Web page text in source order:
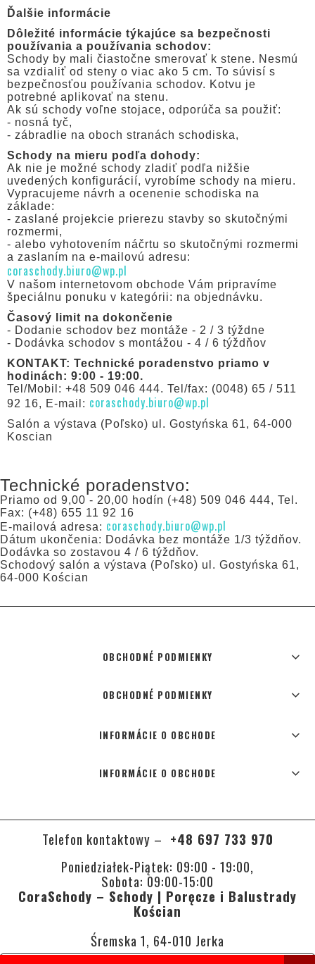
Ďalšie informácie
Dôležité informácie týkajúce sa bezpečnosti
používania a používania schodov:
Schody by mali čiastočne smerovať k stene. Nesmú
sa vzdialiť od steny o viac ako 5 cm. To súvisí s
bezpečnosťou používania schodov. Kotvu je
potrebné aplikovať na stenu.
Ak sú schody voľne stojace, odporúča sa použiť:
- nosná tyč,
- zábradlie na oboch stranách schodiska,
Schody na mieru podľa dohody:
Ak nie je možné schody zladiť podľa nižšie
uvedených konfigurácií, vyrobíme schody na mieru.
Vypracujeme návrh a ocenenie schodiska na
základe:
- zaslané projekcie prierezu stavby so skutočnými
rozmermi,
- alebo vyhotovením náčrtu so skutočnými rozmermi
a zaslaním na e-mailovú adresu:
coraschody.biuro@wp.pl
V našom internetovom obchode Vám pripravíme
špeciálnu ponuku v kategórii: na objednávku.
Časový limit na dokončenie
- Dodanie schodov bez montáže - 2 / 3 týždne
- Dodávka schodov s montážou - 4 / 6 týždňov
KONTAKT: Technické poradenstvo priamo v
hodinách: 9:00 - 19:00.
Tel/Mobil: +48 509 046 444. Tel/fax: (0048) 65 / 511
92 16, E-mail: coraschody.biuro@wp.pl
Salón a výstava (Poľsko) ul. Gostyńska 61, 64-000
Koscian
Technické poradenstvo:
Priamo od 9,00 - 20,00 hodín (+48) 509 046 444, Tel.
Fax: (+48) 655 11 92 16
E-mailová adresa: coraschody.biuro@wp.pl
Dátum ukončenia: Dodávka bez montáže 1/3 týždňov.
Dodávka so zostavou 4 / 6 týždňov.
Schodový salón a výstava (Poľsko) ul. Gostyńska 61,
64-000 Kościan
OBCHODNÉ PODMIENKY
OBCHODNÉ PODMIENKY
INFORMÁCIE O OBCHODE
INFORMÁCIE O OBCHODE
Telefon kontaktowy – +48 697 733 970
Poniedziałek-Piątek: 09:00 - 19:00,
Sobota: 09:00-15:00
CoraSchody – Schody | Poręcze i Balustrady
Kościan
Śremska 1, 64-010 Jerka